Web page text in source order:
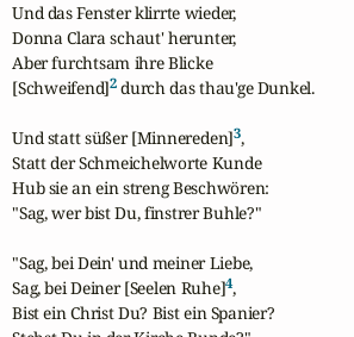
Und das Fenster klirrte wieder,
Donna Clara schaut' herunter,
Aber furchtsam ihre Blicke
[Schweifend]2 durch das thau'ge Dunkel.
Und statt süßer [Minnereden]3,
Statt der Schmeichelworte Kunde
Hub sie an ein streng Beschwören:
"Sag, wer bist Du, finstrer Buhle?"
"Sag, bei Dein' und meiner Liebe,
Sag, bei Deiner [Seelen Ruhe]4,
Bist ein Christ Du? Bist ein Spanier?